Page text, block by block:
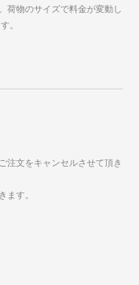
荷物のサイズで料金が変動し
。
注文をキャンセルさせて頂き
ます。